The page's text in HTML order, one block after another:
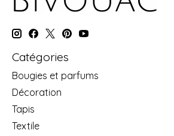
Catégories
Bougies et parfums
Décoration
Tapis
Textile